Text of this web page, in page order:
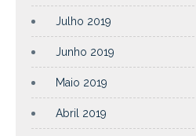
Julho 2019
Junho 2019
Maio 2019
Abril 2019